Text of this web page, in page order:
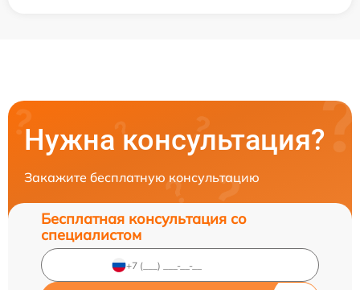
Нужна консультация?
Закажите бесплатную консультацию
Бесплатная консультация со
специалистом